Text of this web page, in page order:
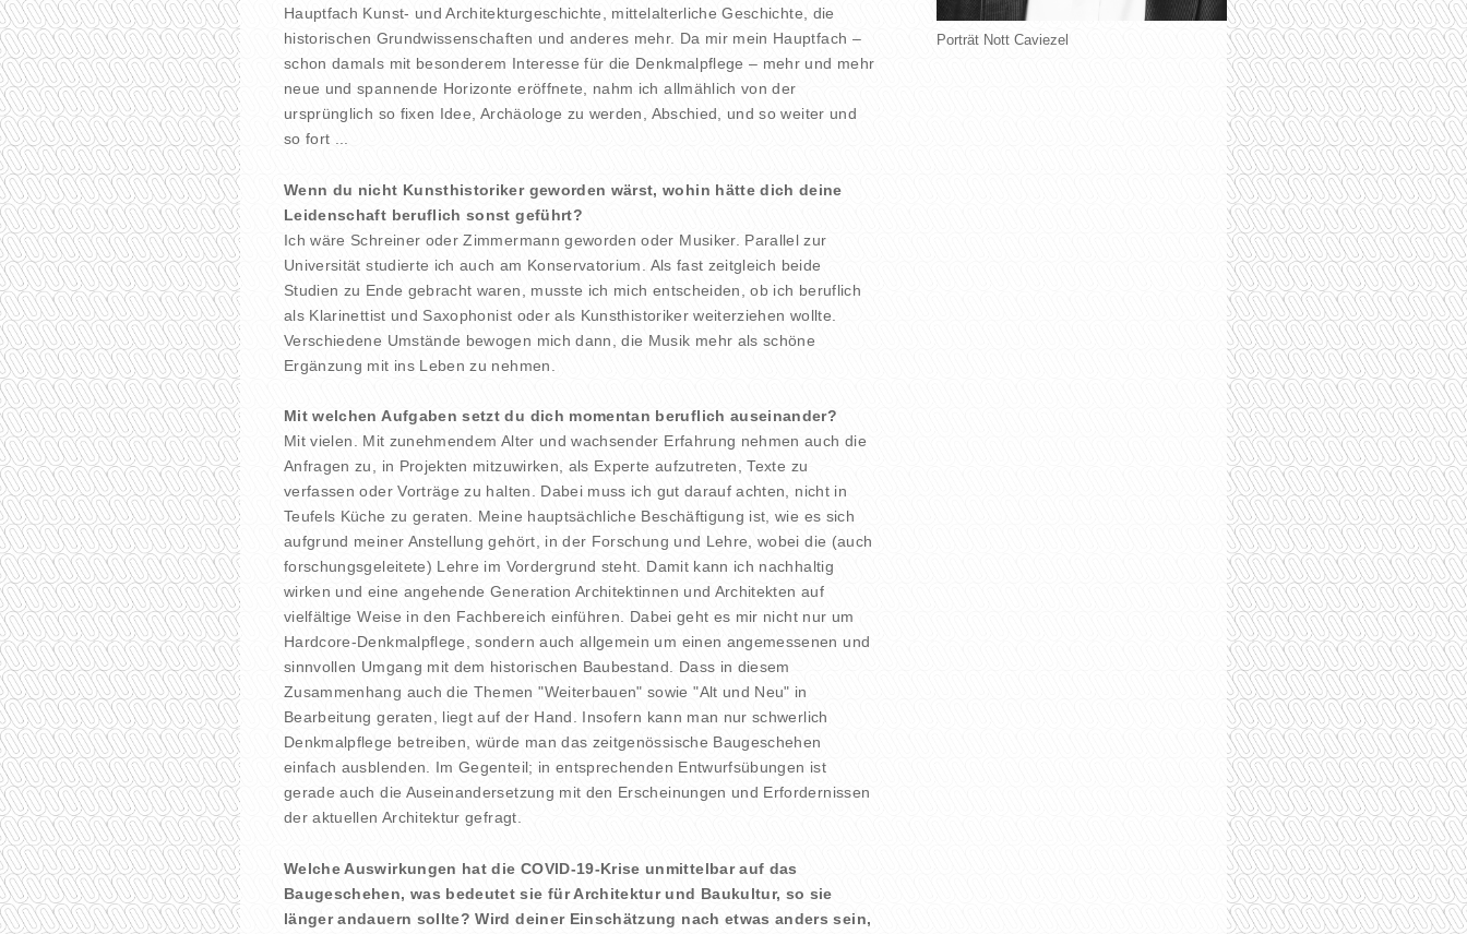
Hauptfach Kunst- und Architekturgeschichte, mittelalterliche Geschichte, die
historischen Grundwissenschaften und anderes mehr. Da mir mein Hauptfach –
schon damals mit besonderem Interesse für die Denkmalpflege – mehr und mehr
neue und spannende Horizonte eröffnete, nahm ich allmählich von der
ursprünglich so fixen Idee, Archäologe zu werden, Abschied, und so weiter und
so fort ...
Wenn du nicht Kunsthistoriker geworden wärst, wohin hätte dich deine
Leidenschaft beruflich sonst geführt?
Ich wäre Schreiner oder Zimmermann geworden oder Musiker. Parallel zur
Universität studierte ich auch am Konservatorium. Als fast zeitgleich beide
Studien zu Ende gebracht waren, musste ich mich entscheiden, ob ich beruflich
als Klarinettist und Saxophonist oder als Kunsthistoriker weiterziehen wollte.
Verschiedene Umstände bewogen mich dann, die Musik mehr als schöne
Ergänzung mit ins Leben zu nehmen.
Mit welchen Aufgaben setzt du dich momentan beruflich auseinander?
Mit vielen. Mit zunehmendem Alter und wachsender Erfahrung nehmen auch die
Anfragen zu, in Projekten mitzuwirken, als Experte aufzutreten, Texte zu
verfassen oder Vorträge zu halten. Dabei muss ich gut darauf achten, nicht in
Teufels Küche zu geraten. Meine hauptsächliche Beschäftigung ist, wie es sich
aufgrund meiner Anstellung gehört, in der Forschung und Lehre, wobei die (auch
forschungsgeleitete) Lehre im Vordergrund steht. Damit kann ich nachhaltig
wirken und eine angehende Generation Architektinnen und Architekten auf
vielfältige Weise in den Fachbereich einführen. Dabei geht es mir nicht nur um
Hardcore-Denkmalpflege, sondern auch allgemein um einen angemessenen und
sinnvollen Umgang mit dem historischen Baubestand. Dass in diesem
Zusammenhang auch die Themen "Weiterbauen" sowie "Alt und Neu" in
Bearbeitung geraten, liegt auf der Hand. Insofern kann man nur schwerlich
Denkmalpflege betreiben, würde man das zeitgenössische Baugeschehen
einfach ausblenden. Im Gegenteil; in entsprechenden Entwurfsübungen ist
gerade auch die Auseinandersetzung mit den Erscheinungen und Erfordernissen
der aktuellen Architektur gefragt.
Welche Auswirkungen hat die COVID-19-Krise unmittelbar auf das
Baugeschehen, was bedeutet sie für Architektur und Baukultur, so sie
länger andauern sollte? Wird deiner Einschätzung nach etwas anders sein,
Porträt Nott Caviezel